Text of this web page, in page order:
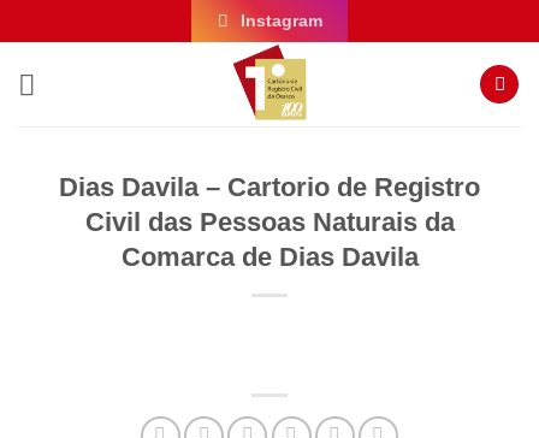
to
content
Instagram
Dias Davila – Cartorio de Registro
Civil das Pessoas Naturais da
Comarca de Dias Davila